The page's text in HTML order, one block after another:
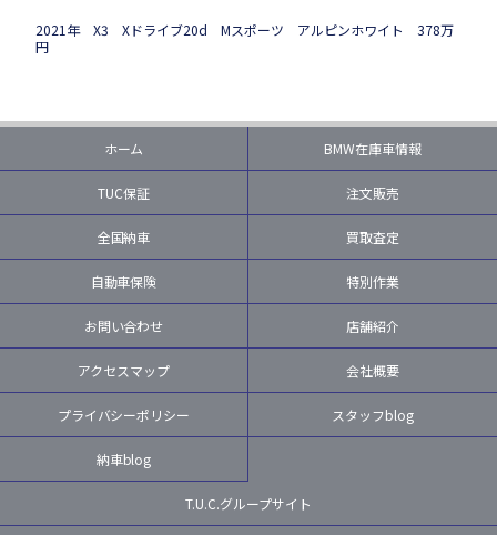
2021年 X3 Xドライブ20d Mスポーツ アルピンホワイト 378万
円
ホーム BMW在庫車情報
TUC保証 注文販売
全国納車 買取査定
自動車保険 特別作業
お問い合わせ 店舗紹介
アクセスマップ 会社概要
プライバシーポリシー スタッフblog
納車blog
T.U.C.グループサイト